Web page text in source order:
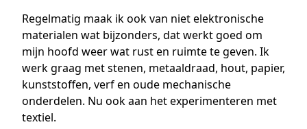
Regelmatig maak ik ook van niet elektronische
materialen wat bijzonders, dat werkt goed om
mijn hoofd weer wat rust en ruimte te geven. Ik
werk graag met stenen, metaaldraad, hout, papier,
kunststoffen, verf en oude mechanische
onderdelen. Nu ook aan het experimenteren met
textiel.